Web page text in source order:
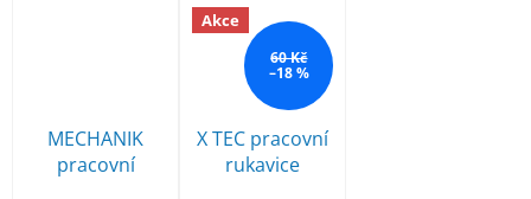
MECHANIK
pracovní
Akce
60 Kč
–18 %
X TEC pracovní
rukavice